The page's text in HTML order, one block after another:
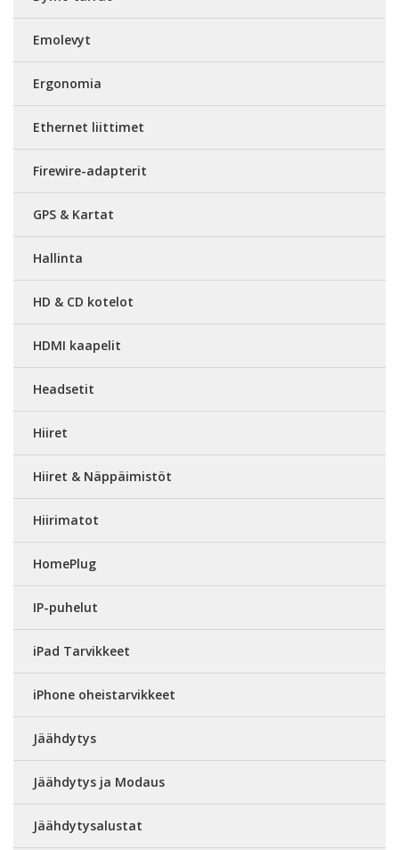
Emolevyt
Ergonomia
Ethernet liittimet
Firewire-adapterit
GPS & Kartat
Hallinta
HD & CD kotelot
HDMI kaapelit
Headsetit
Hiiret
Hiiret & Näppäimistöt
Hiirimatot
HomePlug
IP-puhelut
iPad Tarvikkeet
iPhone oheistarvikkeet
Jäähdytys
Jäähdytys ja Modaus
Jäähdytysalustat